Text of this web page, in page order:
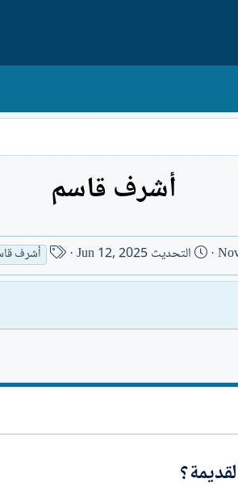
أشرف قاسم
التحديثJun 12, 2025
ا
س
ل
ت
أشرف